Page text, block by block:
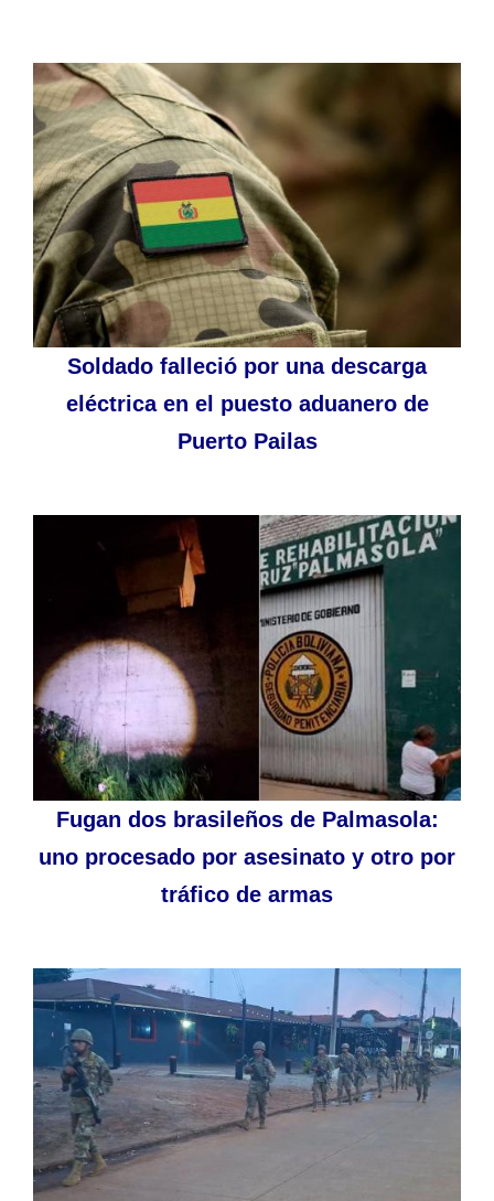
Soldado falleció por una descarga
eléctrica en el puesto aduanero de
Puerto Pailas
Fugan dos brasileños de Palmasola:
uno procesado por asesinato y otro por
tráfico de armas